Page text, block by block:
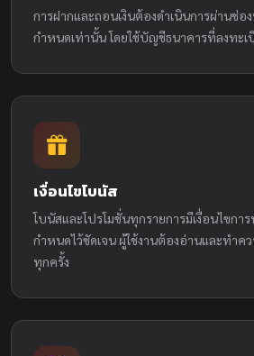
การฝากและถอนเงินต้องดำเนินการผ่านช่อ
กำหนดเท่านั้น โดยใช้บัญชีธนาคารที่ลงทะ
เงื่อนไขโบนัส
โบนัสและโปรโมชั่นทุกรายการมีเงื่อนไขกา
กำหนดไว้ชัดเจน ผู้ใช้งานต้องอ่านและทำค
ทุกครั้ง